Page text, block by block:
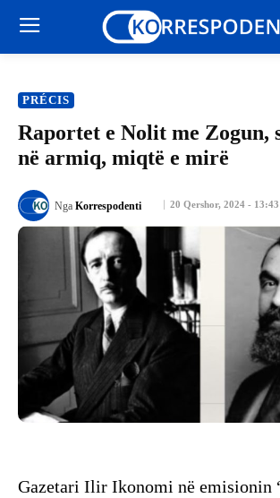
PRÉCIS
Raportet e Nolit me Zogun,
në armiq, miqtë e mirë
20 Qershor, 2024 - 13:43
Nga Korrespodenti
Gazetari Ilir Ikonomi në emisionin